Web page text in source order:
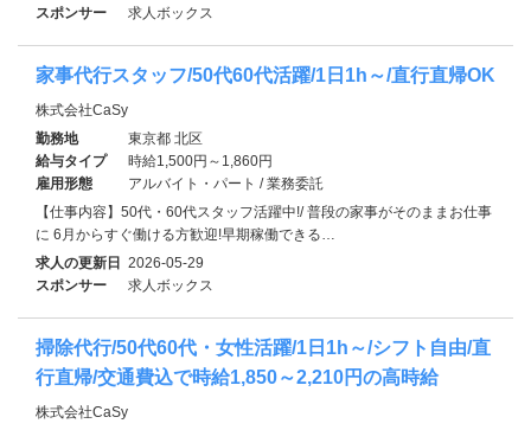
スポンサー
求人ボックス
家事代行スタッフ/50代60代活躍/1日1h～/直行直帰OK
株式会社CaSy
勤務地
東京都 北区
給与タイプ
時給1,500円～1,860円
雇用形態
アルバイト・パート / 業務委託
【仕事内容】50代・60代スタッフ活躍中!/ 普段の家事がそのままお仕事
に 6月からすぐ働ける方歓迎!早期稼働できる…
求人の更新日 2026-05-29
スポンサー
求人ボックス
掃除代行/50代60代・女性活躍/1日1h～/シフト自由/直
行直帰/交通費込で時給1,850～2,210円の高時給
株式会社CaSy